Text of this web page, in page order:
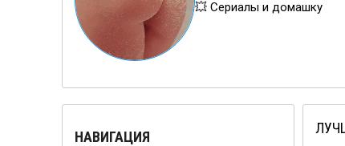
💥 Сериалы и домашку
НАВИГАЦИЯ